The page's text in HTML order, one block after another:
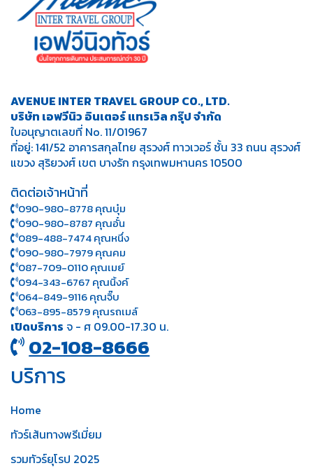
AVENUE INTER TRAVEL GROUP CO., LTD.
บริษัท เอฟวีนิว อินเตอร์ แทรเวิล กรุ๊ป จำกัด
ใบอนุญาตเลขที่ No. 11/01967
ที่อยู่: 141/52 อาคารสกุลไทย สุรวงศ์ ทาวเวอร์ ชั้น 33 ถนน สุรวงศ์
แขวง สุริยวงศ์ เขต บางรัก กรุงเทพมหานคร 10500
ติดต่อเจ้าหน้าที่
090-980-8778 คุณบุ๋ม
090-980-8787 คุณอั๋น
089-488-7474 คุณหนึ่ง
090-980-7979 คุณคม
087-709-0110 คุณเมย์
094-343-6767 คุณนิ้งค์
064-849-9116 คุณจิ๊บ
063-895-8 579คุณรถเมล์
เปิดบริการ จ - ศ 09.00-17.30 น.
02-108-8666
บริการ
Home
ทัวร์เส้นทางพรีเมี่ยม
รวมทัวร์ยุโรป 2025